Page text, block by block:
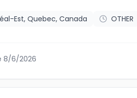
Est, Quebec, Canada OTHER
8/6/2026